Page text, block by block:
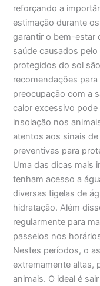
reforçando a
estimação durante
garantir o bem-estar
saúde causados
protegidos do sol
recomendações
preocupação com a
calor excessivo
insolação nos
atentos aos sinais
preventivas para
Uma das dicas mais
tenham acesso a
diversas tigelas de
hidratação. Além
regularmente para
passeios nos
Nestes períodos, o
extremamente altas,
animais. O ideal é